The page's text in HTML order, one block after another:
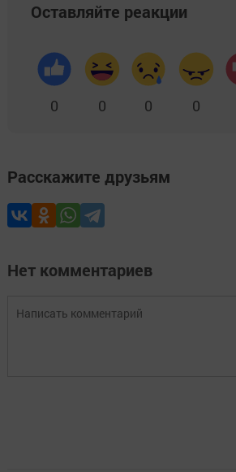
Оставляйте реакции
0 0 0 0
Расскажите друзьям
Нет комментариев